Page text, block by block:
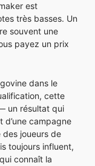
est
très basses. Un
souvent une
payez un prix
dans le
cette
un résultat qui
d’une campagne
des joueurs de
toujours influent,
connaît la